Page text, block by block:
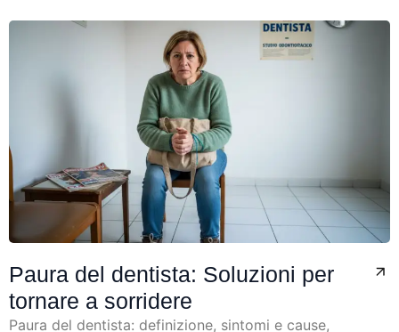
Paura del dentista: Soluzioni per
tornare a sorridere
Paura del dentista: definizione, sintomi e cause,